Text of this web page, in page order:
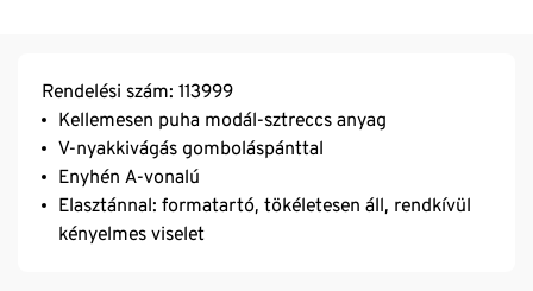
Rendelési szám: 113999
Kellemesen puha modál-sztreccs anyag
V-nyakkivágás gomboláspánttal
Enyhén A-vonalú
Elasztánnal: formatartó, tökéletesen áll, rendkívül
kényelmes viselet